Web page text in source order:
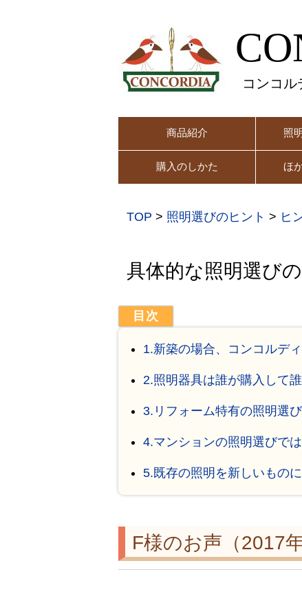
コンコル
商品紹介 照
購入のしかた ほ
TOP > 照明選びのヒント > ヒ
具体的な照明選び
1.新築の場合、コンコルデ
2.照明器具は誰が購入して
3.リフォーム特有の照明選
4.マンションの照明選びで
5.既存の照明を新しいもの
F様のお声（2017